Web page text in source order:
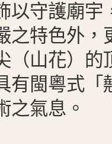
以守護廟宇
之特色外，
（山花）的
有閩粵式「
之氣息。